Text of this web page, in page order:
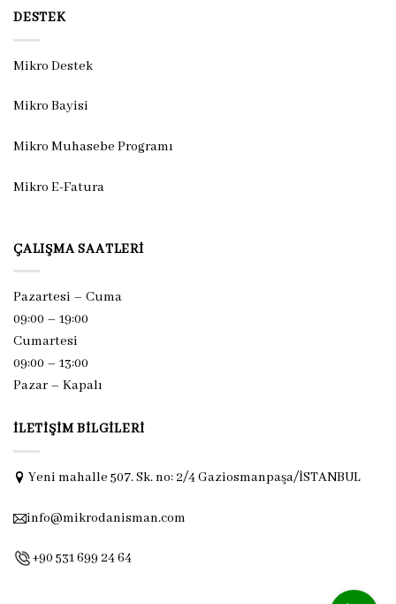
DESTEK
Mikro Destek
Mikro Bayisi
Mikro Muhasebe Programı
Mikro E-Fatura
ÇALIŞMA SAATLERI
Pazartesi – Cuma
09:00 – 19:00
Cumartesi
09:00 – 13:00
Pazar – Kapalı
İLETIŞIM BILGILERI
Yeni mahalle 507. Sk. no: 2/4 Gaziosmanpaşa/İSTANBUL
info@mikrodanisman.com
+90 531 699 24 64